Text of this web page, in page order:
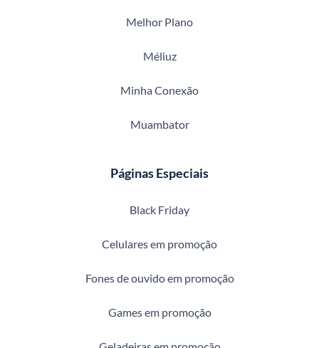
Melhor Plano
Méliuz
Minha Conexão
Muambator
Páginas Especiais
Black Friday
Celulares em promoção
Fones de ouvido em promoção
Games em promoção